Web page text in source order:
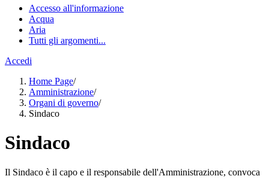
Accesso all'informazione
Acqua
Aria
Tutti gli argomenti...
Accedi
Home Page/
Amministrazione/
Organi di governo/
Sindaco
Sindaco
Il Sindaco è il capo e il responsabile dell'Amministrazione, convoca